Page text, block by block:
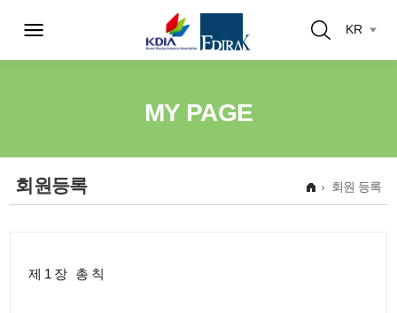
KR
MY PAGE
회원등록 회원 등록
제 1 장   총 칙